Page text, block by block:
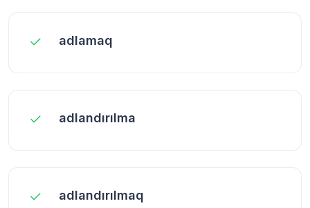
adlamaq
adlandırılma
adlandırılmaq